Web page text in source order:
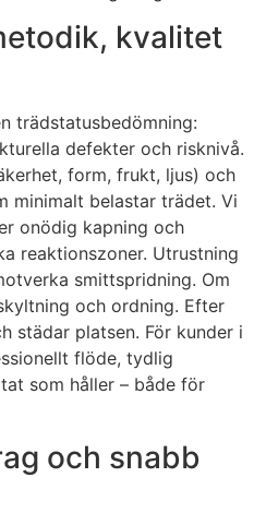
kvalitet
trädstatusbedömning:
defekter och risknivå.
form, frukt, ljus) och
minimalt belastar trädet. Vi
onödig kapning och
reaktionszoner. Utrustning
smittspridning. Om
och ordning. Efter
städar platsen. För kunder i
flöde, tydlig
som håller – både för
och snabb